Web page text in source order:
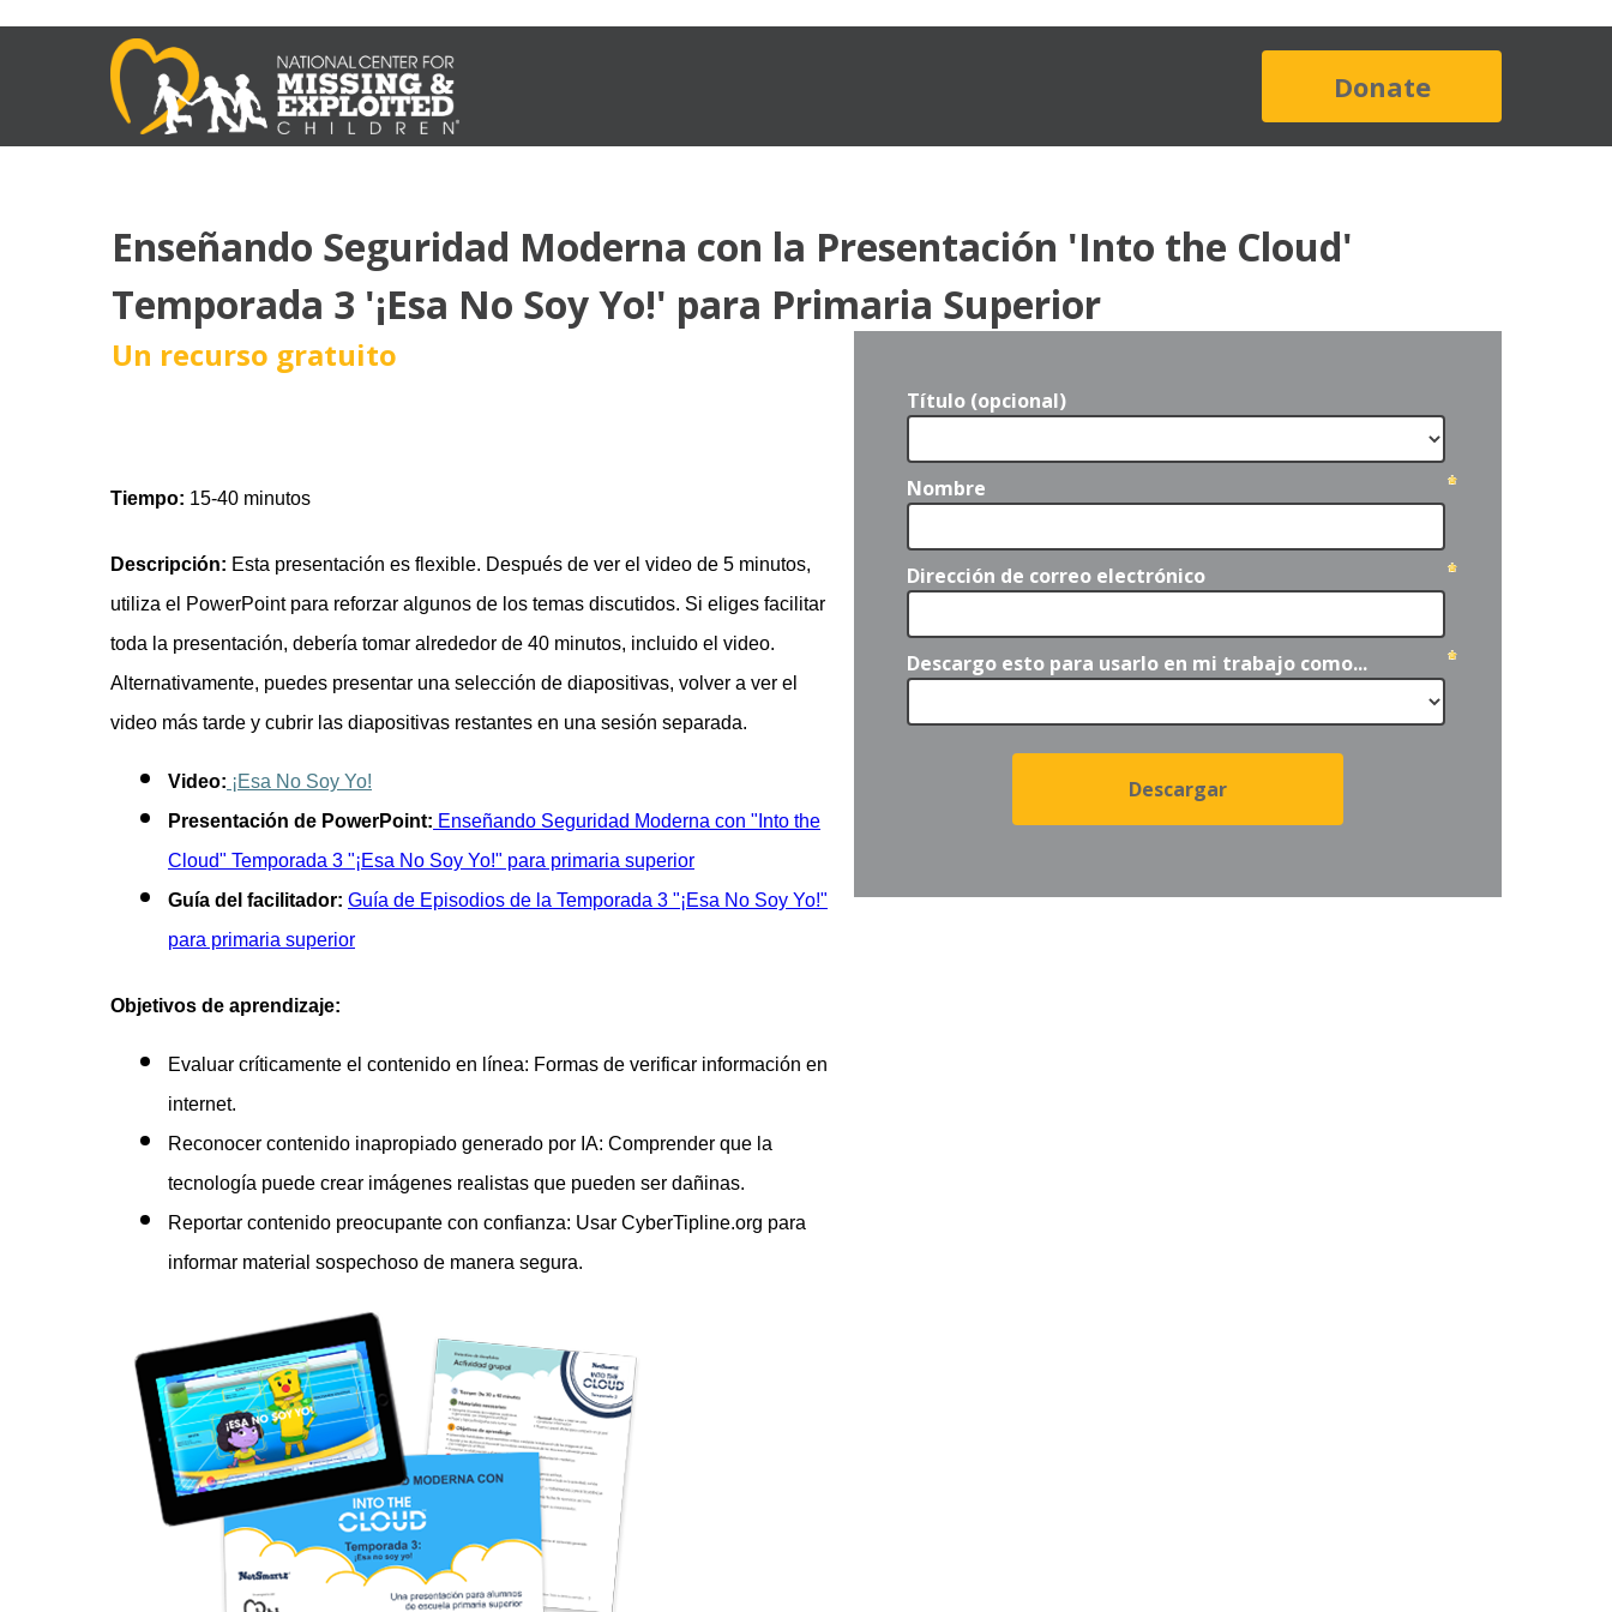
Donate
Enseñando Seguridad Moderna con la Presentación 'Into the Cloud'
Temporada 3 '¡Esa No Soy Yo!' para Primaria Superior
Un recurso gratuito
Título (opcional)
Nombre
Dirección de correo electrónico
Descargo esto para usarlo en mi trabajo como...
Tiempo: 15-40 minutos
Descripción: Esta presentación es flexible. Después de ver el video de 5 minutos,
utiliza el PowerPoint para reforzar algunos de los temas discutidos. Si eliges facilitar
toda la presentación, debería tomar alrededor de 40 minutos, incluido el video.
Alternativamente, puedes presentar una selección de diapositivas, volver a ver el
video más tarde y cubrir las diapositivas restantes en una sesión separada.
Video: ¡Esa No Soy Yo!
Presentación de PowerPoint: Enseñando Seguridad Moderna con "Into the
Cloud" Temporada 3 "¡Esa No Soy Yo!" para primaria superior
Guía del facilitador: Guía de Episodios de la Temporada 3 "¡Esa No Soy Yo!"
para primaria superior
Objetivos de aprendizaje:
Evaluar críticamente el contenido en línea: Formas de verificar información en
internet.
Reconocer contenido inapropiado generado por IA: Comprender que la
tecnología puede crear imágenes realistas que pueden ser dañinas.
Reportar contenido preocupante con confianza: Usar CyberTipline.org para
informar material sospechoso de manera segura.